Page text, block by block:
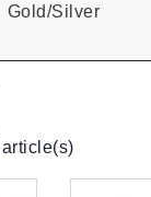
Gold/Silver